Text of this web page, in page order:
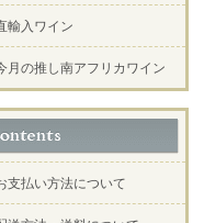
輸入ワイン
月の推し南アフリカワイン
支払い方法について